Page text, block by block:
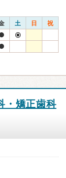
土 日 祝
・矯正歯科